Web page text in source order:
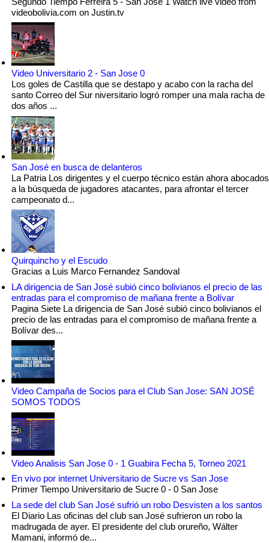
videobolivia.com on Justin.tv
Video Universitario 2 - San Jose 0
Los goles de Castilla que se destapo y acabo con la racha del
santo Correo del Sur niversitario logró romper una mala racha de
dos años ...
San José en busca de delanteros
La Patria Los dirigentes y el cuerpo técnico están ahora abocados
a la búsqueda de jugadores atacantes, para afrontar el tercer
campeonato d...
Quirquincho y el Escudo
Gracias a Luis Marco Fernandez Sandoval
LA dirigencia de San José subió cinco bolivianos el precio de las
entradas para el compromiso de mañana frente a Bolívar
Pagina Siete La dirigencia de San José subió cinco bolivianos el
precio de las entradas para el compromiso de mañana frente a
Bolívar des...
Video Campaña de Socios para el Club San Jose: SAN JOSÉ
SOMOS TODOS
Video Analisis San Jose 0 - 1 Guabira Fecha 5, Torneo 2021
En vivo por internet Universitario de Sucre vs San Jose
Primer Tiempo Universitario de Sucre 0 - 0 San Jose
La sede del club San José sufrió un robo Desvisten a los santos
El Diario Las oficinas del club san José sufrieron un robo la
madrugada de ayer. El presidente del club orureño, Wálter
Mamani, informó de...